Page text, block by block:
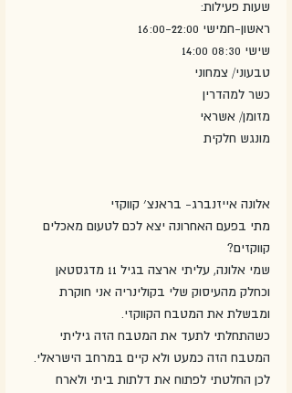
שעות פעילות:
ראשון-חמישי 16:00-22:00
שישי 08:30 14:00
טבעוני/ צמחוני
כשר למהדרין
מזומן/ אשראי
מונגש חלקית
אלונה אייזנברג- בראנצ׳ קווקזי
מתי בפעם האחרונה יצא לכם לטעום מאכלים
קווקזים?
שמי אלונה, עליתי ארצה בגיל 11 מדגסטאן
וכחלק מהעיסוק שלי בקולינריה אני חוקרת
ומבשלת את המטבח הקווקזי.
כשהתחלתי לתעד את המטבח הזה גיליתי
המטבח הזה כמעט ולא קיים במרחב הישראלי.
לכן החלטתי לפתוח את דלתות ביתי ולארח